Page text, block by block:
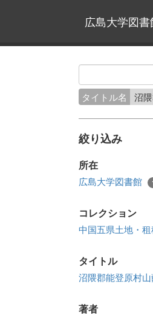
広島大学図
タイトル名 沼
絞り込み
所在
広島大学図書館
コレクション
中国五県土地・
タイトル
沼隈郡能登原村
著者